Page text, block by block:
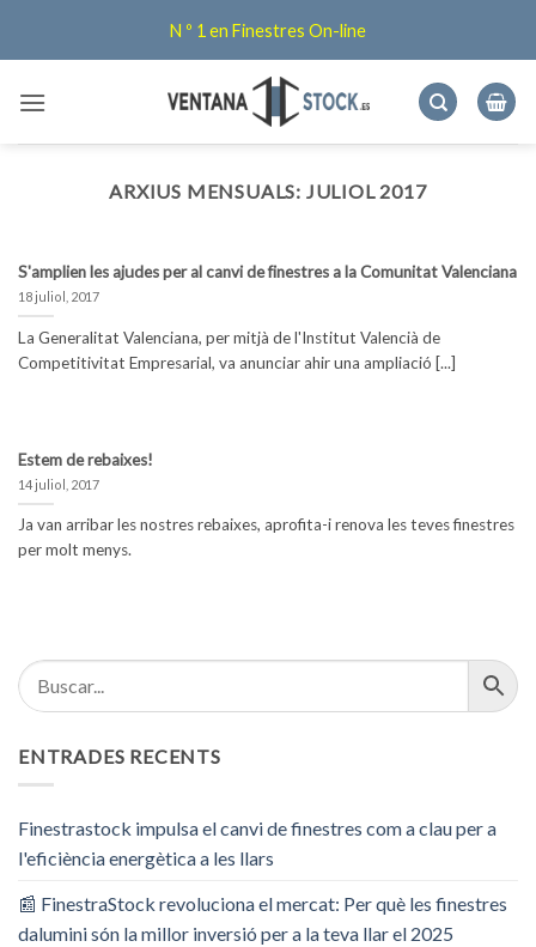
N º 1 en Finestres On-line
ARXIUS MENSUALS: JULIOL 2017
S'amplien les ajudes per al canvi de finestres a la Comunitat Valenciana
18 juliol, 2017
La Generalitat Valenciana, per mitjà de l'Institut Valencià de
Competitivitat Empresarial, va anunciar ahir una ampliació [...]
Estem de rebaixes!
14 juliol, 2017
Ja van arribar les nostres rebaixes, aprofita-i renova les teves finestres
per molt menys.
ENTRADES RECENTS
Finestrastock impulsa el canvi de finestres com a clau per a
l'eficiència energètica a les llars
📰 FinestraStock revoluciona el mercat: Per què les finestres
dalumini són la millor inversió per a la teva llar el 2025